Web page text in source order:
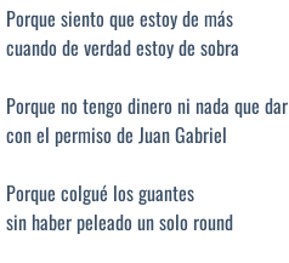
Porque siento que estoy de más
cuando de verdad estoy de sobra
Porque no tengo dinero ni nada que dar
con el permiso de Juan Gabriel
Porque colgué los guantes
sin haber peleado un solo round